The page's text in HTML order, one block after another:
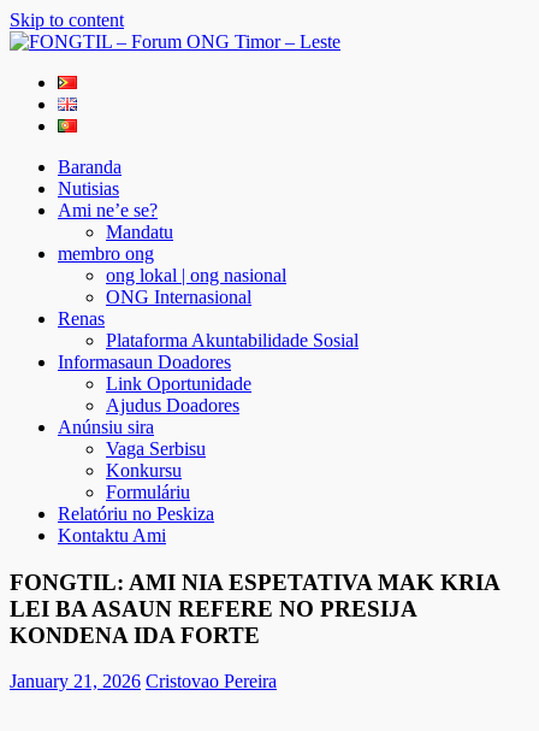
Skip to content
FONGTIL – Forum ONG Timor – Leste
Just another WordPress site
Baranda
Nutisias
Ami ne’e se?
Mandatu
membro ong
ong lokal | ong nasional
ONG Internasional
Renas
Plataforma Akuntabilidade Sosial
Informasaun Doadores
Link Oportunidade
Ajudus Doadores
Anúnsiu sira
Vaga Serbisu
Konkursu
Formuláriu
Relatóriu no Peskiza
Kontaktu Ami
FONGTIL: AMI NIA ESPETATIVA MAK KRIA
LEI BA ASAUN REFERE NO PRESIJA
KONDENA IDA FORTE
January 21, 2026 Cristovao Pereira